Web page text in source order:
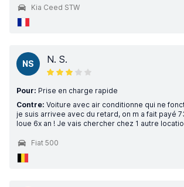
Kia Ceed STW
NS N. S.
Pour: Prise en charge rapide
Contre: Voiture avec air conditionne qui ne
je suis arrivee avec du retard, on m a fait payé
loue 6x an ! Je vais chercher chez 1 autre
Fiat 500